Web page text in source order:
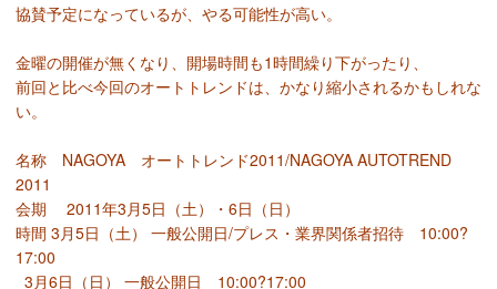
協賛予定になっているが、やる可能性が高い。
金曜の開催が無くなり、開場時間も1時間繰り下がったり、
前回と比べ今回のオートトレンドは、かなり縮小されるかもしれな
い。
名称 NAGOYA オートトレンド2011/NAGOYA AUTOTREND
2011
会期 2011年3月5日（土）・6日（日）
時間 3月5日（土） 一般公開日/プレス・業界関係者招待 10:00?
17:00
3月6日（日） 一般公開日 10:00?17:00